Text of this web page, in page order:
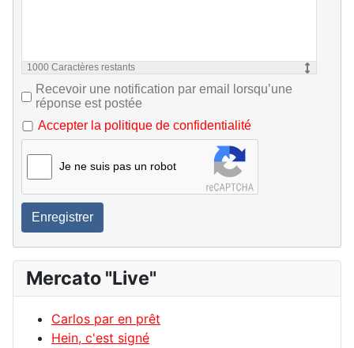
1000 Caractères restants
Recevoir une notification par email lorsqu’une
réponse est postée
Accepter la politique de confidentialité
Je ne suis pas un robot
Enregistrer
Mercato "Live"
Carlos par en prêt
Hein, c'est signé